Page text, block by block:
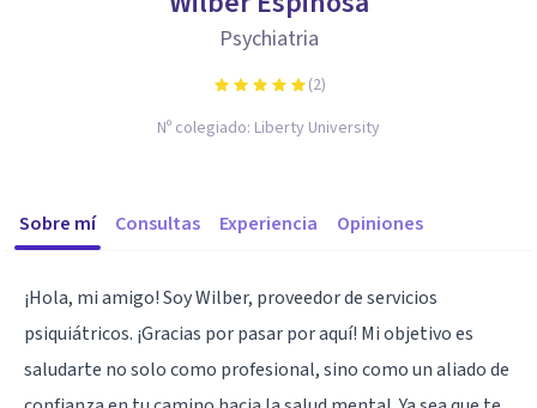
Psychiatria
(2)
Nº colegiado: Liberty University
Sobre mí Consultas Experiencia Opiniones
¡Hola, mi amigo! Soy Wilber, proveedor de servicios
psiquiátricos. ¡Gracias por pasar por aquí! Mi objetivo es
saludarte no solo como profesional, sino como un aliado de